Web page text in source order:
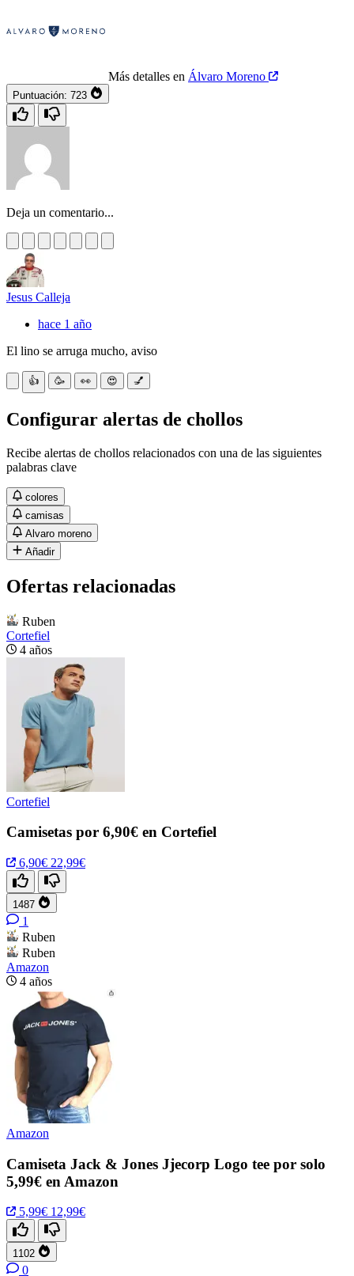
Más detalles en Álvaro Moreno
Puntuación: 723
Deja un comentario...
Jesus Calleja
hace 1 año
El lino se arruga mucho, aviso
👍 🥳 👀 😍 💅
Configurar alertas de chollos
Recibe alertas de chollos relacionados con una de las siguientes
palabras clave
colores
camisas
Alvaro moreno
Añadir
Ofertas relacionadas
Ruben
Cortefiel
4 años
Cortefiel
Camisetas por 6,90€ en Cortefiel
6,90€ 22,99€
1487
1
Ruben
Ruben
Amazon
4 años
Amazon
Camiseta Jack & Jones Jjecorp Logo tee por solo
5,99€ en Amazon
5,99€ 12,99€
1102
0